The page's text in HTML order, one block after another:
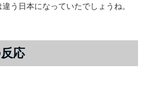
う日本になっていたでしょうね。
応